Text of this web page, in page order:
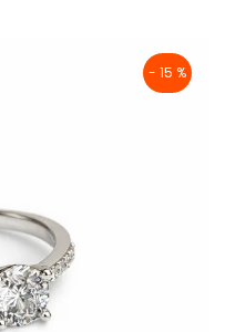
- 15 %